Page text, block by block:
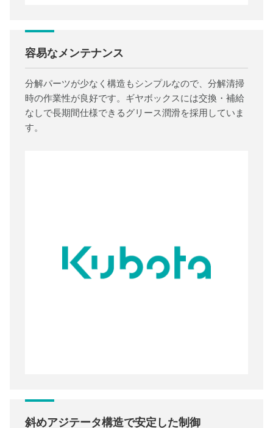
容易なメンテナンス
分解パーツが少なく構造もシンプルなので、分解清掃
時の作業性が良好です。ギヤボックスには交換・補給
なしで長期間仕様できるグリース潤滑を採用していま
す。
斜めアジテータ構造で安定した制御